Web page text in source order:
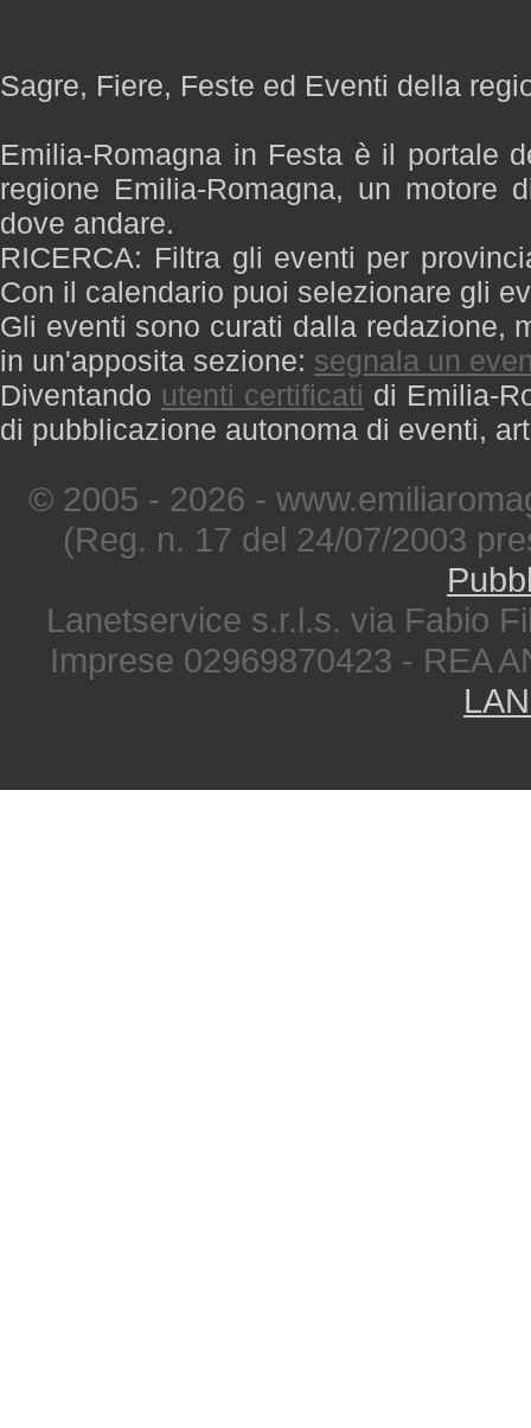
Sagre, Fiere, Feste ed Eventi della
Emilia-Romagna in Festa è il portale
regione Emilia-Romagna, un motore
dove andare.
RICERCA: Filtra gli eventi per
Con il calendario puoi selezionare gli
Gli eventi sono curati dalla redazione,
in un'apposita sezione: segnala un
Diventando utenti certificati di Emilia-
di pubblicazione autonoma di eventi,
© 2005 - 2026 -
(Reg. n. 17 del 24/07/2003
Lanetservice s.r.l.s. via Fabio
Imprese 02969870423 - REA